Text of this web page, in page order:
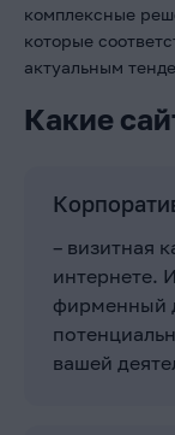
комплексные
которые
актуальным
Какие
– визитная
интернете.
фирменный
вашей